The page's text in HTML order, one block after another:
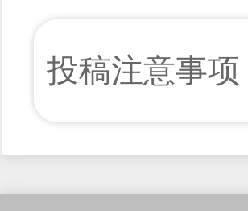
投稿注意事项